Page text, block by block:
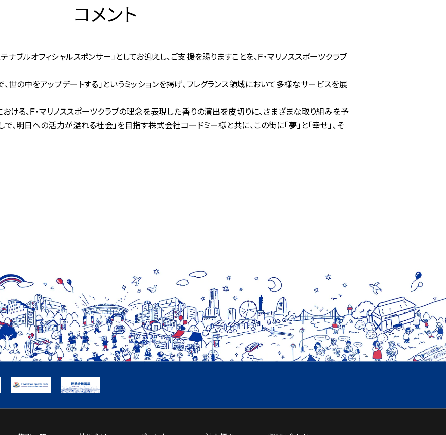
コメント
ブルオフィシャルスポンサー」としてお迎えし、ご支援を賜りますことを、F・マリノススポーツクラブ
世の中をアップデートする」というミッションを掲げ、フレグランス領域において多様なサービスを展
ける、F・マリノススポーツクラブの理念を表現した香りの演出を皮切りに、さまざまな取り組みを予
で、明日への活力が溢れる社会」を目指す株式会社コードミー様と共に、この街に「夢」と「幸せ」、そ